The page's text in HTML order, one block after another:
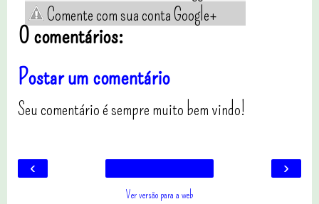
Comente com sua conta Google+
0 comentários:
Postar um comentário
Seu comentário é sempre muito bem vindo!
‹ ›
Ver versão para a web